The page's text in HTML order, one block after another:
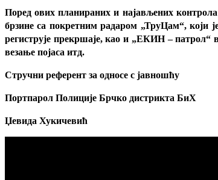
Поред ових планираних и најављених контрола
брзине са покретним радаром „ТруЦам“, који
региструје прекршаје, као и „ЕКИН – патрол“
везање појаса итд.
Стручни референт за односе с јавношћу
Портпарол Полиције Брчко дистрикта БиХ
Џевида Хукичевић